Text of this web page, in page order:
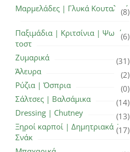
Μαρμελάδες | Γλυκά Κουταλιού
(8)
Παξιμάδια | Κριτσίνια | Ψωμί
τοστ
(6)
Ζυμαρικά
(31)
Άλευρα
(2)
Ρύζια | Όσπρια
(0)
Σάλτσες | Βαλσάμικα
(14)
Dressing | Chutney
(13)
Ξηροί καρποί | Δημητριακά |
Σνάκ
(17)